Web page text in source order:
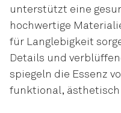
unterstützt eine
hochwertige
für Langlebigkeit
Details und
spiegeln die Essenz
funktional,